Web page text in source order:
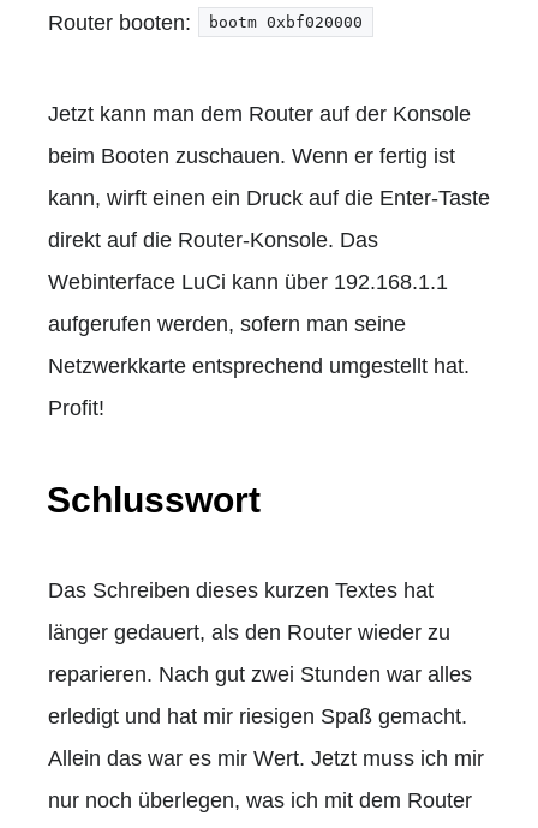
Router booten: bootm 0xbf020000
Jetzt kann man dem Router auf der Konsole
beim Booten zuschauen. Wenn er fertig ist
kann, wirft einen ein Druck auf die Enter-Taste
direkt auf die Router-Konsole. Das
Webinterface LuCi kann über 192.168.1.1
aufgerufen werden, sofern man seine
Netzwerkkarte entsprechend umgestellt hat.
Profit!
Schlusswort
Das Schreiben dieses kurzen Textes hat
länger gedauert, als den Router wieder zu
reparieren. Nach gut zwei Stunden war alles
erledigt und hat mir riesigen Spaß gemacht.
Allein das war es mir Wert. Jetzt muss ich mir
nur noch überlegen, was ich mit dem Router